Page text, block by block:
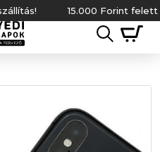
15.000 Forint felett ingyenes